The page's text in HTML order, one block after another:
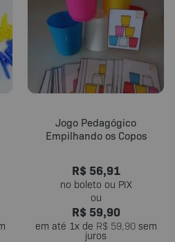
Jogo Pedagógico
Empilhando os Copos
R$56,91
R$59,90
em até 1x de R$59,90sem
juros